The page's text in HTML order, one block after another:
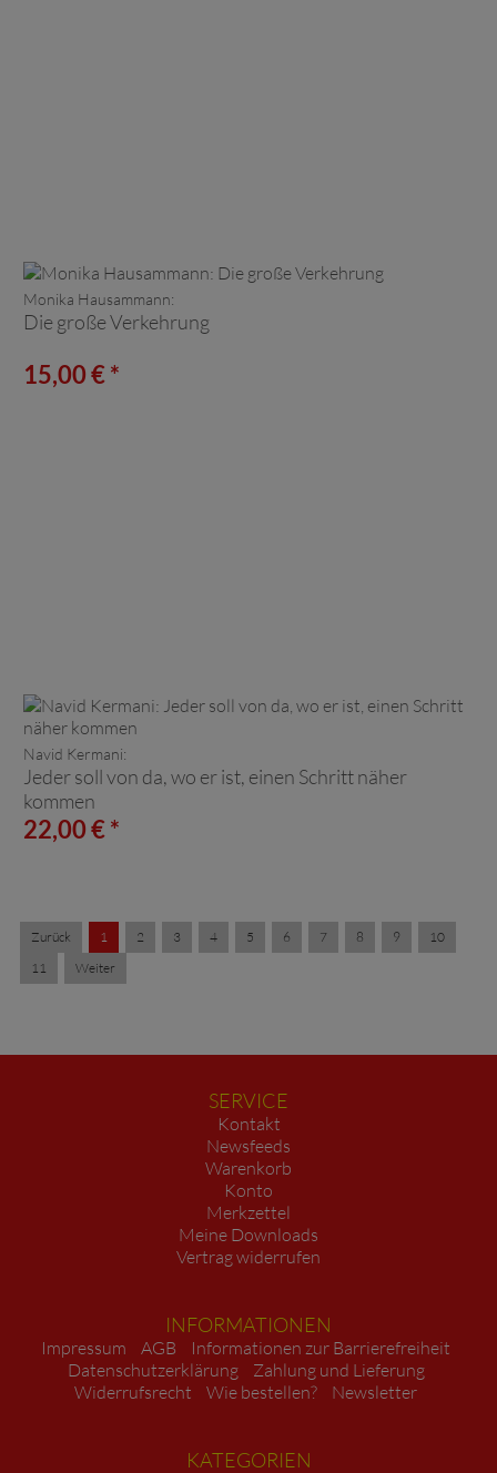
Monika Hausammann:
Die große Verkehrung
15,00 € *
Navid Kermani:
Jeder soll von da, wo er ist, einen Schritt näher
kommen
22,00 € *
Zurück 1 2 3 4 5 6 7 8 9
10
11
Weiter
SERVICE
Kontakt
Newsfeeds
Warenkorb
Konto
Merkzettel
Meine Downloads
Vertrag widerrufen
INFORMATIONEN
Impressum AGB
Informationen zur Barrierefreiheit
Datenschutzerklärung
Zahlung und Lieferung
Widerrufsrecht
Wie bestellen? Newsletter
KATEGORIEN